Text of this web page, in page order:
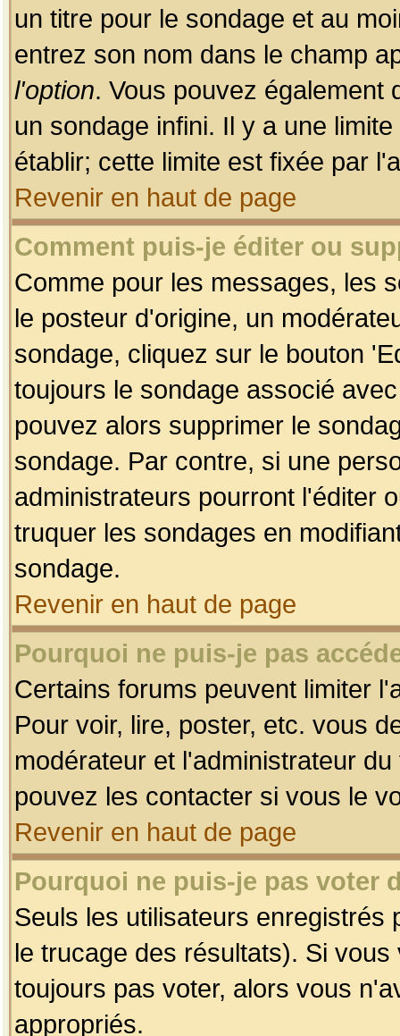
un titre pour le sondage et au
entrez son nom dans le champ
l'option. Vous pouvez également
un sondage infini. Il y a une
établir; cette limite est fixée par
Revenir en haut de page
Comment puis-je éditer ou
Comme pour les messages, les
le posteur d'origine, un
sondage, cliquez sur le bouton
toujours le sondage associé
pouvez alors supprimer le
sondage. Par contre, si une
administrateurs pourront l'éditer
truquer les sondages en
sondage.
Revenir en haut de page
Pourquoi ne puis-je pas
Certains forums peuvent limiter
Pour voir, lire, poster, etc. vous
modérateur et l'administrateur
pouvez les contacter si vous le
Revenir en haut de page
Pourquoi ne puis-je pas voter
Seuls les utilisateurs enregistrés
le trucage des résultats). Si
toujours pas voter, alors vous
appropriés.